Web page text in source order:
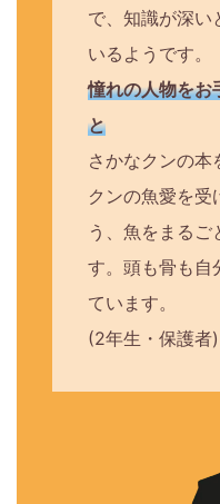
で、知識が深い
いるようです。
憧れの人物をお
と
さかなクンの本
クンの魚愛を受
う、魚をまるご
す。頭も骨も自
ています。
(2年生・保護者)